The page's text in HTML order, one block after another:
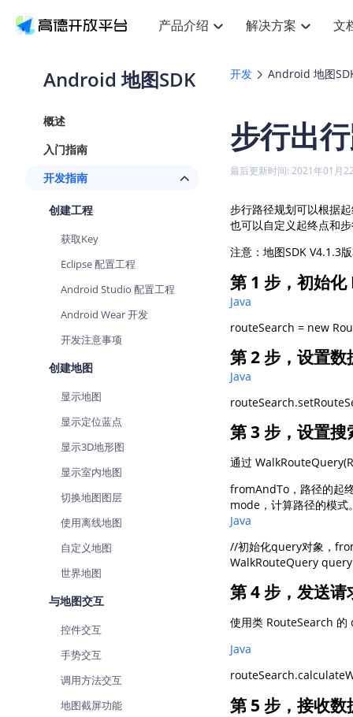
产品介绍
产品介绍
查看全部文档
搜索定位
位置、周边、行政区、ID等查询接口
JS Android iOS
基于LBS的定位服务
iOS
地理/逆地理编码
Android iOS
地理围栏
iOS
查询目标区域当前/未来天气
导航
轻松
提供
API
猎
API
API
智
智能
物
查询
交
查询
高
高级
解决方案
解决方案 提供LBS领域的Agent解决方案
提供智能守护与运动出行解决方案
智能眼镜实时导航及智慧出行解决方案
面向开发者提供全球范围内LBS服务
NEW
合规精确的两轮车场景导航
提供手机银行APP地图应用
文
文档与支持
服务支持
查看全部文档
Web高级服务API
JS
数据可视化
地铁图 JS
定价
产品定价
产品定价 产品
企业智图
Android定位
Android定
JS API提供
7大类44种
商业授权相
Android 地图SDK
概述
入门指南
开发指南
创建工程
获取Key
Eclipse 配置工程
Android Studio 配置工程
Android Wear 开发
开发注意事项
创建地图
显示地图
显示定位蓝点
显示3D地形图
显示室内地图
切换地图图层
使用离线地图
自定义地图
世界地图
与地图交互
控件交互
手势交互
调用方法交互
地图截屏功能
开发 Android 地图
步行出
最后更新时间: 2021年01月
步行路径规划可以根据
也可以自定义起终点和
注意：地图SDK V4.1.3
第 1 步，初始
Java
第 2 步，设置
Java
第 3 步，设置搜
通过
fromAndTo，路径的起
mode，计算路径的模式
Java
//初始化query对象，
第 4 步，发送请
使用类 RouteSearch
Java
第 5 步，接收数